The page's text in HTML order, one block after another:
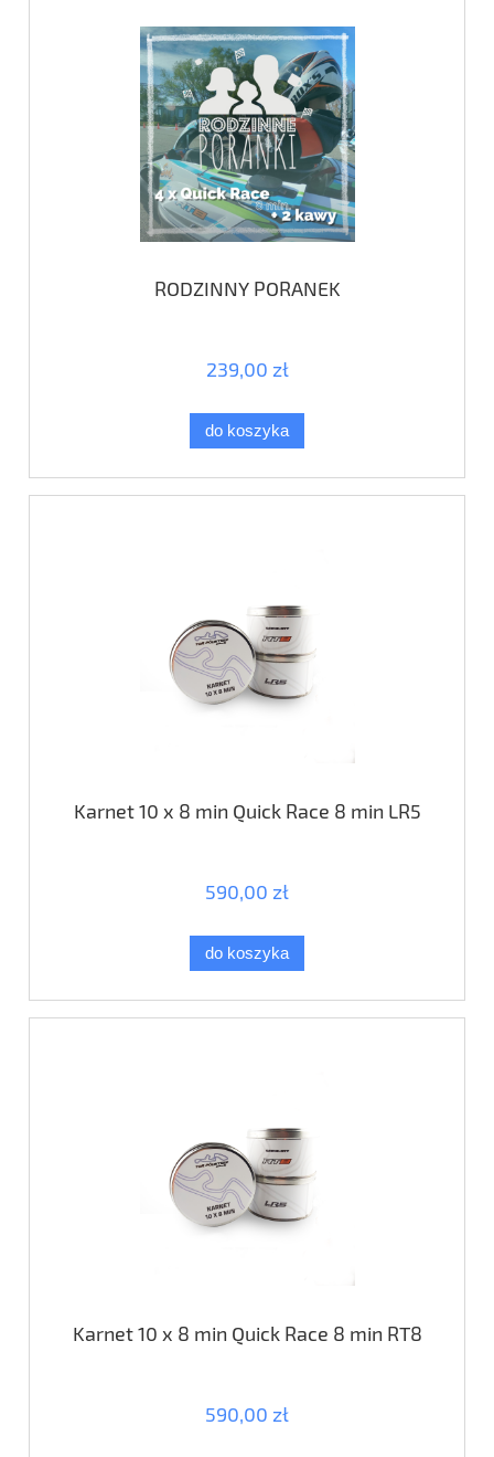
RODZINNY PORANEK
239,00 zł
do koszyka
Karnet 10 x 8 min Quick Race 8 min LR5
590,00 zł
do koszyka
Karnet 10 x 8 min Quick Race 8 min RT8
590,00 zł